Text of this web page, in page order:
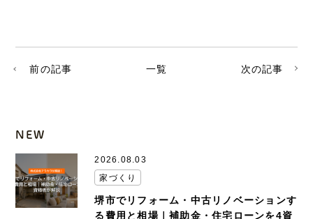
前の記事 一覧 次の記事
NEW
2026.08.03
家づくり
堺市でリフォーム・中古リノベーションす
る費用と相場｜補助金・住宅ローンを4資